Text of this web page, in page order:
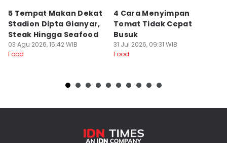
5 Tempat Makan Dekat
Stadion Dipta Gianyar,
Steak Hingga Seafood
03 Agu 2026, 15:42 WIB
Food
4 Cara Menyimpan
Tomat Tidak Cepat
Busuk
31 Jul 2026, 09:31 WIB
Food